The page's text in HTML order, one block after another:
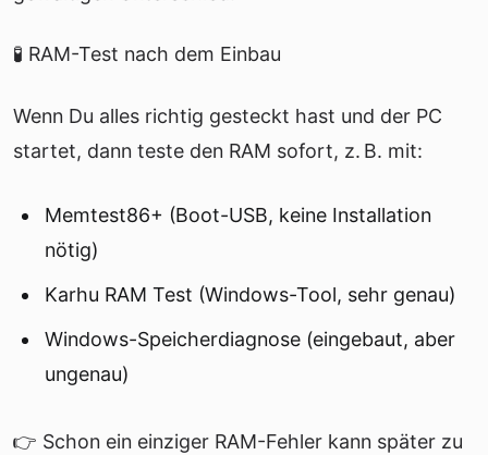
🧪 RAM-Test nach dem Einbau
Wenn Du alles richtig gesteckt hast und der PC
startet, dann teste den RAM sofort, z. B. mit:
Memtest86+ (Boot-USB, keine Installation
nötig)
Karhu RAM Test (Windows-Tool, sehr genau)
Windows-Speicherdiagnose (eingebaut, aber
ungenau)
👉 Schon ein einziger RAM-Fehler kann später zu